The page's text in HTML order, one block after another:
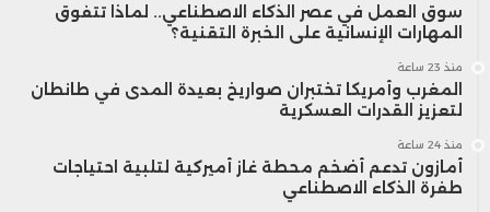
سوق العمل في عصر الذكاء الاصطناعي.. لماذا تتفوق
المهارات الإنسانية على الخبرة التقنية؟
منذ 23 ساعة
المغرب وأمريكا تختبران صواريخ بعيدة المدى في طانطان
لتعزيز القدرات العسكرية
منذ 24 ساعة
أمازون تدعم أضخم محطة غاز أميركية لتلبية احتياجات
طفرة الذكاء الاصطناعي